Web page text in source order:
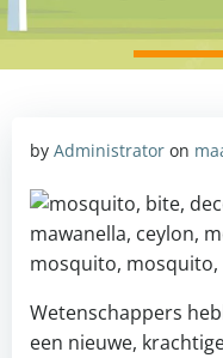
by Administrator on
Wetenschappers
een nieuwe,